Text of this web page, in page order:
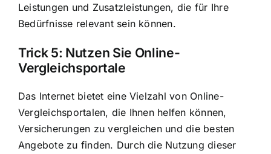
Leistungen und Zusatzleistungen, die für Ihre
Bedürfnisse relevant sein können.
Trick 5: Nutzen Sie Online-
Vergleichsportale
Das Internet bietet eine Vielzahl von Online-
Vergleichsportalen, die Ihnen helfen können,
Versicherungen zu vergleichen und die besten
Angebote zu finden. Durch die Nutzung dieser